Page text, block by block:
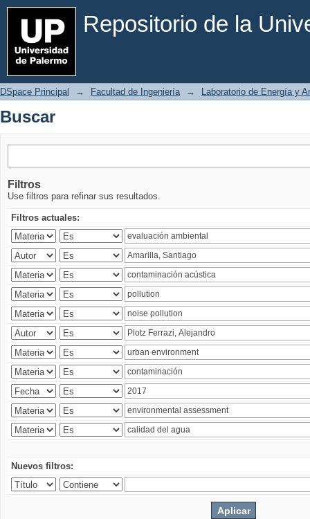
Repositorio de la
Buscar
DSpace Principal → Facultad de Ingeniería → Laboratorio de Energía y
Buscar
Filtros
Use filtros para refinar sus resultados.
Filtros actuales:
Nuevos filtros: